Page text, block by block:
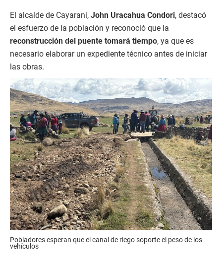
El alcalde de Cayarani, John Uracahua Condori, destacó
el esfuerzo de la población y reconoció que la
reconstrucción del puente tomará tiempo, ya que es
necesario elaborar un expediente técnico antes de iniciar
las obras.
Pobladores esperan que el canal de riego soporte el peso de los
vehículos